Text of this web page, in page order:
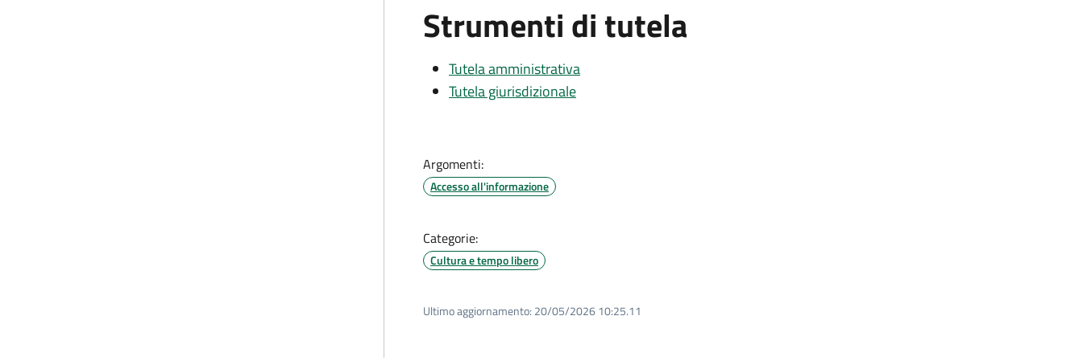
Strumenti di tutela
Tutela amministrativa
Tutela giurisdizionale
Argomenti:
Accesso all'informazione
Categorie:
Cultura e tempo libero
Ultimo aggiornamento: 20/05/2026 10:25.11